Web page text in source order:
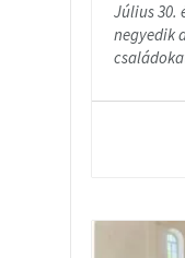
Július 30.
negyedik